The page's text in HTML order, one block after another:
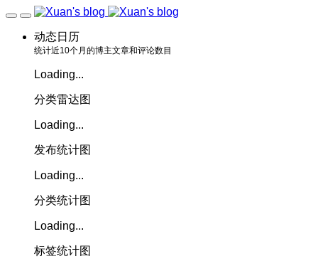
动态日历
统计近10个月的博主文章和评论数目
Loading...
分类雷达图
Loading...
发布统计图
Loading...
分类统计图
Loading...
标签统计图